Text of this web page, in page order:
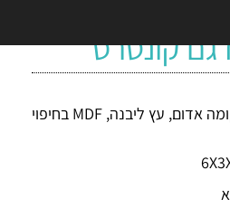
קונטרס
עץ סנדביץ אוקומה אדום, עץ ליבנה, MDF בחיפוי